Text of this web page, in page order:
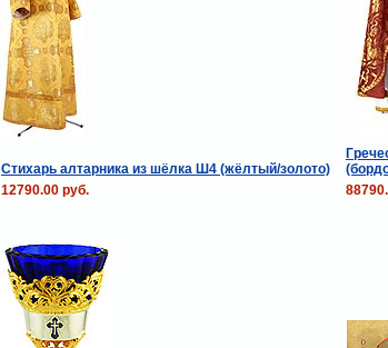
Стихарь алтарника из шёлка Ш4 (жёлтый/золото)
12790.00 руб.